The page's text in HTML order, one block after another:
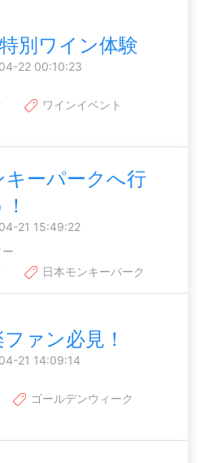
別ワイン体験
22 00:10:23
ワインイベント
キーパークへ行
21 15:49:22
日本モンキーパーク
ァン必見！
21 14:09:14
ゴールデンウィーク